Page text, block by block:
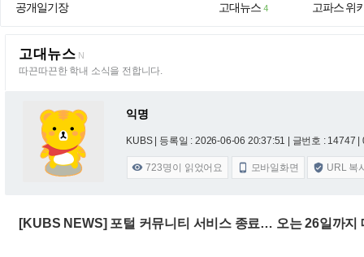
공개일기장 고대뉴스 4
고파스 위
고대뉴스 N
따끈따끈한 학내 소식을 전합니다.
익명
KUBS | 등록일 : 2026-06-06 20:37:51 | 글번호 : 14747 |
 723명이 읽었어요  모바일화면  URL 복
[KUBS NEWS] 포털 커뮤니티 서비스 종료… 오는 26일까지